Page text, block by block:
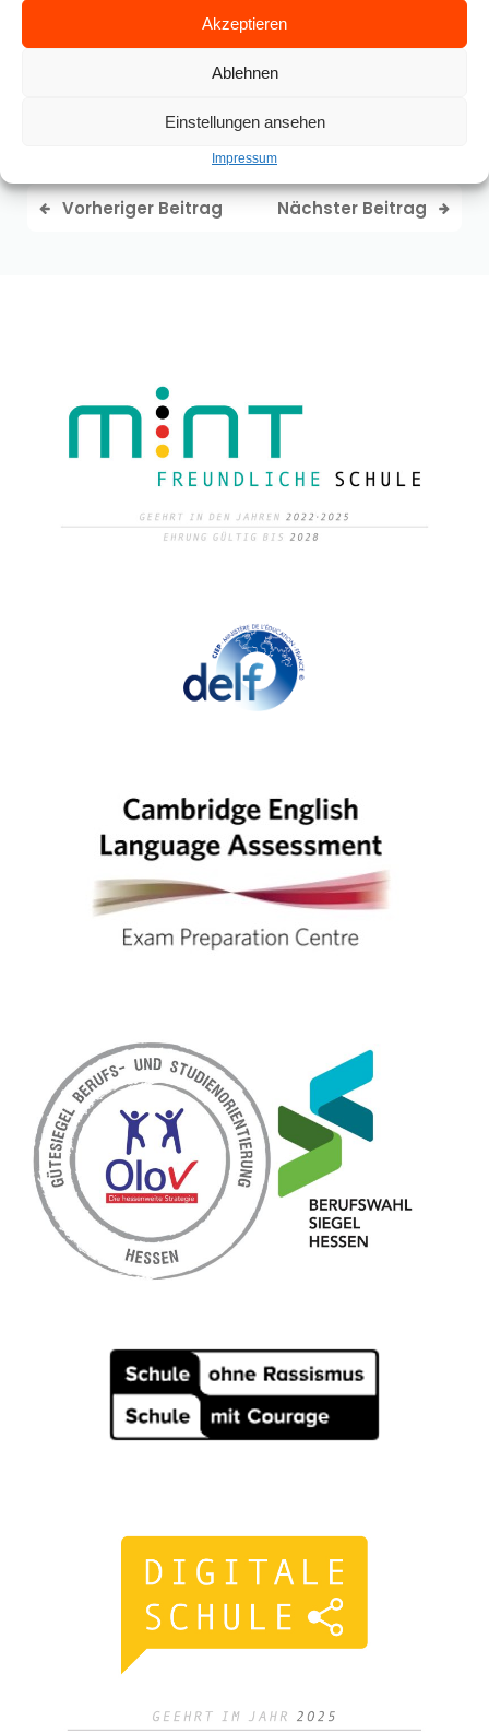
Akzeptieren
Ablehnen
Einstellungen ansehen
Impressum
Der nächste Theaterbesuch ist damit im
Juli 1, 2025
Vorheriger Beitrag Nächster Beitrag